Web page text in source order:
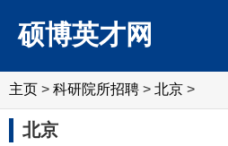
硕博英才网
主页 > 科研院所招聘 > 北京 >
北京